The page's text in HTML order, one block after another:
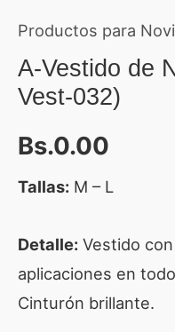
Productos para
A-Vestido de
Vest-032)
Bs.0.00
Tallas: M – L
Detalle: Vestido
aplicaciones en
Cinturón brillante.